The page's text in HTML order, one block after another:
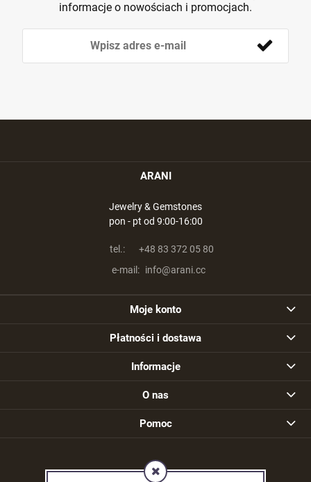
informacje o nowościach i promocjach.
ARANI
Jewelry & Gemstones
pon - pt od 9:00-16:00
tel.:
+48 83 372 05 80
e-mail: info@arani.cc
Moje konto
Płatności i dostawa
Informacje
O nas
Pomoc